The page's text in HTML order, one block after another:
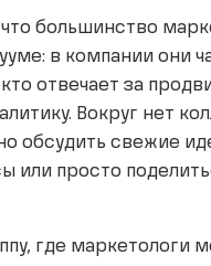
что большинство
в компании они
отвечает за
Вокруг нет
обсудить свежие
или просто
где маркетологи